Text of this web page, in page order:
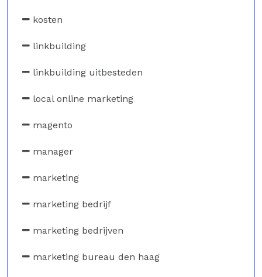
kosten
linkbuilding
linkbuilding uitbesteden
local online marketing
magento
manager
marketing
marketing bedrijf
marketing bedrijven
marketing bureau den haag